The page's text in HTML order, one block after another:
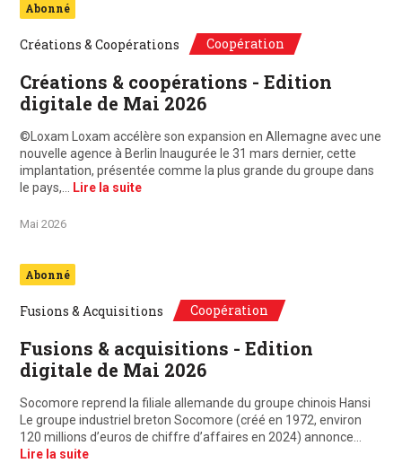
Abonné
Créations & Coopérations Coopération
Créations & coopérations - Edition
digitale de Mai 2026
©Loxam Loxam accélère son expansion en Allemagne avec une
nouvelle agence à Berlin Inaugurée le 31 mars dernier, cette
implantation, présentée comme la plus grande du groupe dans
le pays,…
Lire la suite
Mai 2026
Abonné
Fusions & Acquisitions Coopération
Fusions & acquisitions - Edition
digitale de Mai 2026
Socomore reprend la filiale allemande du groupe chinois Hansi
Le groupe industriel breton Socomore (créé en 1972, environ
120 millions d’euros de chiffre d’affaires en 2024) annonce…
Lire la suite